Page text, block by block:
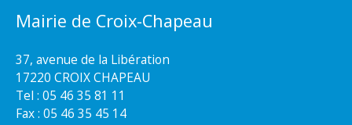
Mairie de Croix-Chapeau
37, avenue de la Libération
17220 CROIX CHAPEAU
Tel : 05 46 35 81 11
Fax : 05 46 35 45 14